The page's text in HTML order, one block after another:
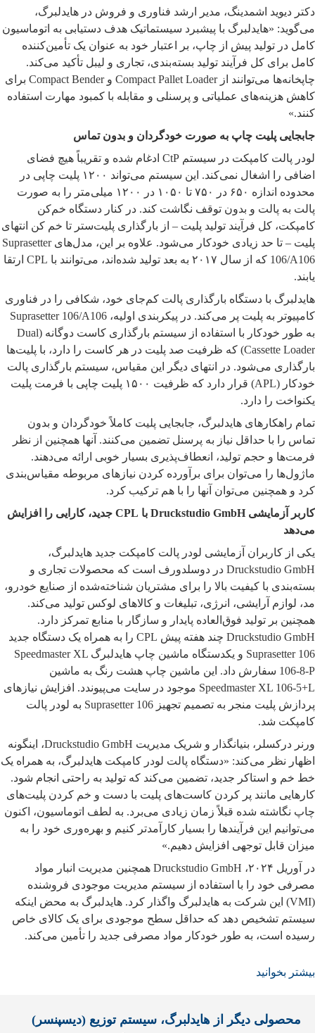
دکتر دیوید اشمدینگ، مدیر ارشد فناوری و فروش در هایدلبرگ،
می‌گوید: «هایدلبرگ با پیشبرد سیستماتیک هدف دستیابی به اتوماسیون
کامل در تولید پیش از چاپ، بر اعتبار خود به عنوان یک تأمین‌کننده
کامل برای کل فرآیند تولید بسته‌بندی، تجاری و لیبل تأکید می‌کند.
چاپخانه‌ها می‌توانند از Compact Pallet Loader و Compact Bender برای
کاهش هزینه‌های عملیاتی و پرسنلی و مقابله با کمبود مهارت استفاده
کنند.»
جابجایی پلیت چاپ به صورت خودگردان و بدون تماس
لودر پالت کامپکت در سیستم CtP ادغام شده و تقریباً هیچ فضای
اضافی را اشغال نمی‌کند. این سیستم می‌تواند ۱۲۰۰ پلیت چاپی در
محدوده اندازه ۶۵۰ در ۷۵۰ تا ۱۰۵۰ در ۱۲۰۰ میلی‌متر را به صورت
پالت به پالت و بدون توقف نگاشت کند. در کنار دستگاه خم‌کن
کامپکت، کل فرآیند تولید پلیت – از بارگذاری پلیت‌ستر تا خم کن انتهای
پلیت – تا حد زیادی خودکار می‌شود. علاوه بر این، مدل‌های Suprasetter
106/A106 که از سال ۲۰۱۷ به بعد تولید شده‌اند، می‌توانند با CPL ارتقا
یابند.
هایدلبرگ با دستگاه بارگذاری پالت کم‌جای خود، شکافی را در فناوری
کامپیوتر به پلیت پر می‌کند. در پیکربندی اولیه، Suprasetter 106/A106
به طور خودکار با استفاده از سیستم بارگذاری کاست دوگانه (Dual
Cassette Loader) که ظرفیت صد پلیت در هر کاست را دارد، با پلیت‌ها
بارگذاری می‌شود. در انتهای دیگر این مقیاس، سیستم بارگذاری پالت
خودکار (APL) قرار دارد که ظرفیت ۱۵۰۰ پلیت چاپی با فرمت پلیت
یکنواخت را دارد.
تمام راهکارهای هایدلبرگ، جابجایی پلیت کاملاً خودگردان و بدون
تماس را با حداقل نیاز به پرسنل تضمین می‌کنند. آنها همچنین از نظر
فرمت‌ها و حجم تولید، انعطاف‌پذیری بسیار خوبی ارائه می‌دهند.
ماژول‌ها را می‌توان برای برآورده کردن نیازهای مربوطه مقیاس‌بندی
کرد و همچنین می‌توان آنها را با هم ترکیب کرد.
کاربر آزمایشی Druckstudio GmbH با CPL جدید، کارایی را افزایش
می‌دهد
یکی از کاربران آزمایشی لودر پالت کامپکت جدید هایدلبرگ،
Druckstudio GmbH در دوسلدورف است که محصولات تجاری و
بسته‌بندی با کیفیت بالا را برای مشتریان شناخته‌شده از صنایع خودرو،
مد، لوازم آرایشی، انرژی، تبلیغات و کالاهای لوکس تولید می‌کند.
همچنین بر تولید فوق‌العاده پایدار و سازگار با منابع تمرکز دارد.
Druckstudio GmbH چند هفته پیش CPL را به همراه یک دستگاه جدید
Suprasetter 106 و یکدستگاه ماشین چاپ هایدلبرگ Speedmaster XL
106-8-P سفارش داد. این ماشین چاپ هشت رنگ به ماشین
Speedmaster XL 106-5+L موجود در سایت می‌پیوندد. افزایش نیازهای
پردازش پلیت منجر به تصمیم تجهیز Suprasetter 106 به لودر پالت
کامپکت شد.
ورنر درکسلر، بنیانگذار و شریک مدیریت Druckstudio GmbH، اینگونه
اظهار نظر می‌کند: «دستگاه پالت لودر کامپکت هایدلبرگ، به همراه یک
خط خم و استاکر جدید، تضمین می‌کند که تولید به راحتی انجام شود.
کارهایی مانند پر کردن کاست‌های پلیت با دست و خم کردن پلیت‌های
چاپ نگاشته شده قبلاً زمان زیادی می‌برد. به لطف اتوماسیون، اکنون
می‌توانیم این فرآیندها را بسیار کارآمدتر کنیم و بهره‌وری خود را به
میزان قابل توجهی افزایش دهیم.»
در آوریل ۲۰۲۴، Druckstudio GmbH همچنین مدیریت انبار مواد
مصرفی خود را با استفاده از سیستم مدیریت موجودی فروشنده
(VMI) این شرکت به هایدلبرگ واگذار کرد. هایدلبرگ به محض اینکه
سیستم تشخیص دهد که حداقل سطح موجودی برای یک کالای خاص
رسیده است، به طور خودکار مواد مصرفی جدید را تأمین می‌کند.
بيشتر بخوانید
محصولی دیگر از هایدلبرگ، سیستم توزیع (دیسپنسر)